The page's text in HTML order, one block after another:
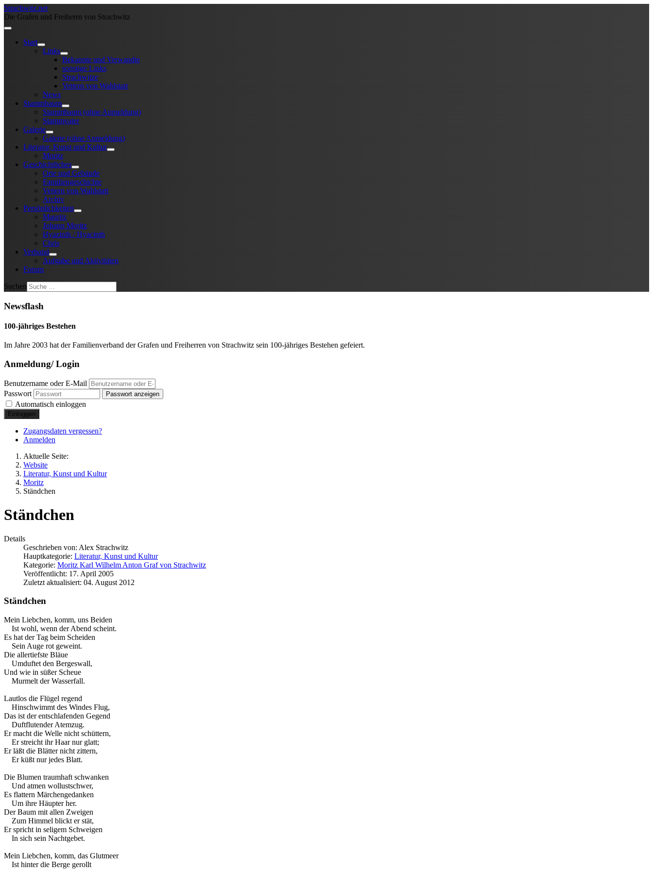
Strachwitz.net
Die Grafen und Freiherrn von Strachwitz
Start
Links
Bekannte und Verwandte
sonstige Links
Strachwitze
Vettern von Wahlstatt
News
Stammbaum
Stammbaum (ohne Anmeldung)
Stammvater
Galerie
Galerie (ohne Anmeldung)
Literatur, Kunst und Kultur
Moritz
Geschichtliches
Orte und Gebäude
Familiengeschichte
Vettern von Wahlstatt
Archiv
Persönlichkeiten
Mauritz
Johann Moritz
Hyazinth / Hyacinth
Chris
Verband
Aufgabe und Aktivitäten
Forum
Suchen
Newsflash
100-jähriges Bestehen
Im Jahre 2003 hat der Familienverband der Grafen und Freiherren von Strachwitz sein 100-jähriges Bestehen gefeiert.
Anmeldung/ Login
Benutzername oder E-Mail
Passwort
Passwort anzeigen
Automatisch einloggen
Einloggen
Zugangsdaten vergessen?
Anmelden
Aktuelle Seite:
Website
Literatur, Kunst und Kultur
Moritz
Ständchen
Ständchen
Details
Geschrieben von: Alex Strachwitz
Hauptkategorie: Literatur, Kunst und Kultur
Kategorie: Moritz Karl Wilhelm Anton Graf von Strachwitz
Veröffentlicht: 17. April 2005
Zuletzt aktualisiert: 04. August 2012
Ständchen
Mein Liebchen, komm, uns Beiden
Ist wohl, wenn der Abend scheint.
Es hat der Tag beim Scheiden
Sein Auge rot geweint.
Die allertiefste Bläue
Umduftet den Bergeswall,
Und wie in süßer Scheue
Murmelt der Wasserfall.
Lautlos die Flügel regend
Hinschwimmt des Windes Flug,
Das ist der entschlafenden Gegend
Duftflutender Atemzug.
Er macht die Welle nicht schüttern,
Er streicht ihr Haar nur glatt;
Er läßt die Blätter nicht zittern,
Er küßt nur jedes Blatt.
Die Blumen traumhaft schwanken
Und atmen wollustschwer,
Es flattern Märchengedanken
Um ihre Häupter her.
Der Baum mit allen Zweigen
Zum Himmel blickt er stät,
Er spricht in seligem Schweigen
In sich sein Nachtgebet.
Mein Liebchen, komm, das Glutmeer
Ist hinter die Berge gerollt